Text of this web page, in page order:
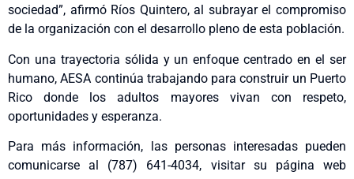
sociedad”, afirmó Ríos Quintero, al subrayar el compromiso
de la organización con el desarrollo pleno de esta población.
Con una trayectoria sólida y un enfoque centrado en el ser
humano, AESA continúa trabajando para construir un Puerto
Rico donde los adultos mayores vivan con respeto,
oportunidades y esperanza.
Para más información, las personas interesadas pueden
comunicarse al (787) 641-4034, visitar su página web